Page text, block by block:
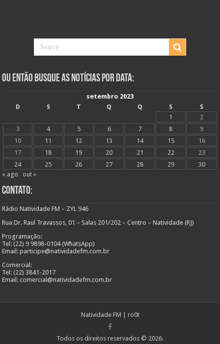
Ou Então Busque as Notícias Por Data:
setembro 2023
D
S T Q Q S
S
1
2
3
4 5 6 7 8
9
10
11 12 13 14 15
16
17
18 19 20 21 22
23
24
25 26 27 28 29
30
« ago
out »
Contato:
Rádio Natividade FM – ZYL 946
Rua Dr. Raul Travassos, 01 – Salas 201/202 – Centro – Natividade (RJ)
Programação:
Tel: (22) 9 9898-0104 (WhatsApp)
Email: participe@natividadefm.com.br
Comercial:
Tel: (22) 3841-2017
Email: comercial@natividadefm.com.br
Natividade FM ro0t
Todos os direitos reservados © 2026.